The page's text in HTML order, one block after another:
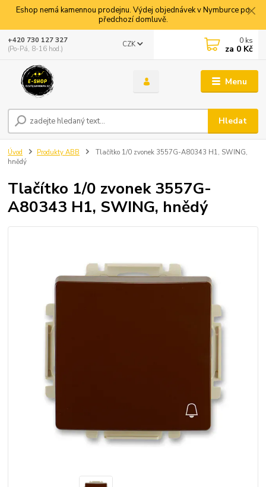
Eshop nemá kamennou prodejnu. Výdej objednávek v Nymburce po
předchozí domluvě.
Menu
CZK
Hledat
+420 730 127 327
(Po-Pá, 8-16 hod.)
0 ks
za 0 Kč
Úvod Produkty ABB
Tlačítko 1/0 zvonek 3557G-A80343 H1, SWING,
hnědý
Tlačítko 1/0 zvonek 3557G-
A80343 H1, SWING, hnědý